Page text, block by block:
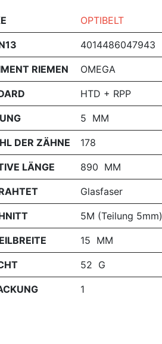
OPTIBELT
4014486047943
RIEMEN OMEGA
HTD + RPP
5 MM
DER ZÄHNE 178
LÄNGE 890 MM
Glasfaser
5M (Teilung 5mm)
15 MM
52 G
1